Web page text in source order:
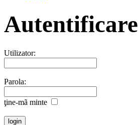
Autentificare
Utilizator:
Parola:
ţine-mã minte